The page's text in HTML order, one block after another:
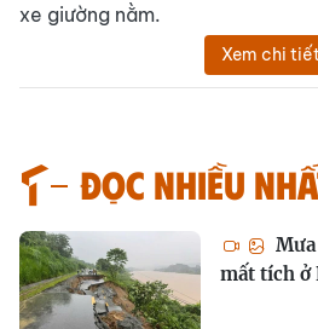
xe giường nằm.
Xem chi
Đọc nhiều
mất tích ở